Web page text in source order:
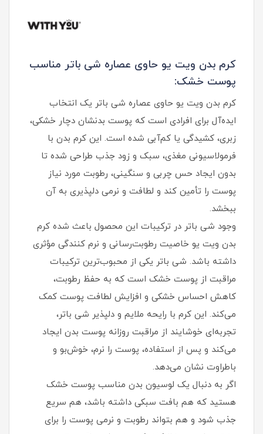
کرم بدن ویت یو حاوی عصاره شی باتر مناسب
پوست خشک:
کرم بدن ویت یو حاوی عصاره شی باتر یک انتخاب
ایده‌آل برای افرادی است که پوست بدنشان دچار خشکی،
زبری، کشیدگی یا کم‌آبی شده است. این کرم بدن با
فرمولاسیونی مغذی، سبک و زود جذب طراحی شده تا
بدون ایجاد حس چربی و سنگینی، رطوبت مورد نیاز
پوست را تأمین کند و لطافت و نرمی دلپذیری به آن
ببخشد.
وجود شی باتر در ترکیبات این محصول باعث شده کرم
بدن ویت یو خاصیت رطوبت‌رسانی و نرم‌ کنندگی مؤثری
داشته باشد. شی باتر یکی از محبوب‌ترین ترکیبات
مراقبت از پوست خشک است که به حفظ رطوبت،
کاهش احساس خشکی و افزایش لطافت پوست کمک
می‌کند. این کرم با رایحه ملایم و دلپذیر شی باتر،
تجربه‌ای خوشایند از مراقبت روزانه پوست بدن ایجاد
می‌کند و پس از استفاده، پوست را نرم، خوش‌بو و
باطراوت نشان می‌دهد.
اگر به دنبال یک لوسیون بدن مناسب پوست خشک
هستید که هم بافت سبکی داشته باشد، هم سریع
جذب شود و هم بتواند رطوبت و نرمی پوست را برای